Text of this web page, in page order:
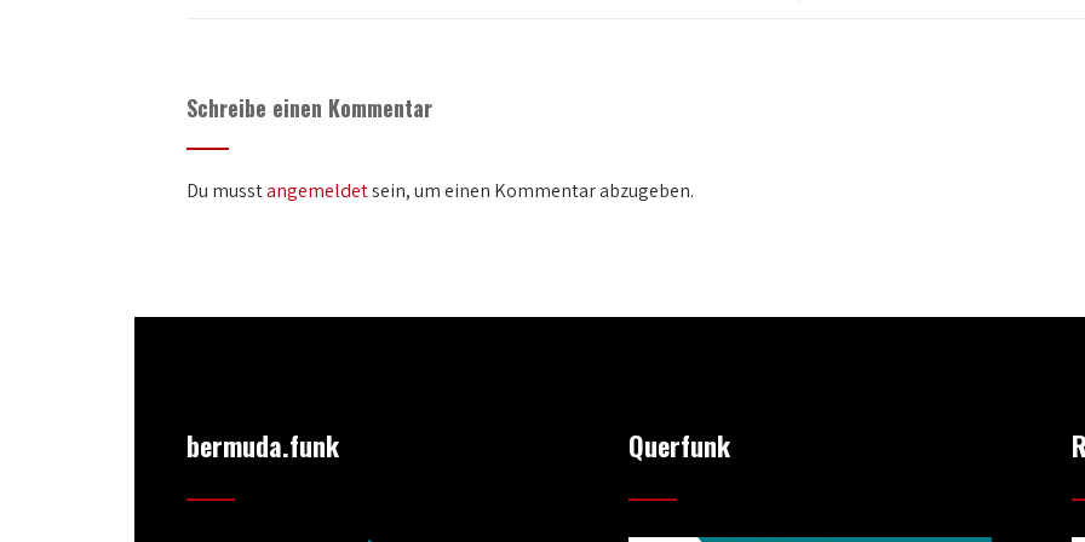
Schreibe einen Kommentar
Du musstangemeldetsein, um einen Kommentar abzugeben.
bermuda.funk Querfunk